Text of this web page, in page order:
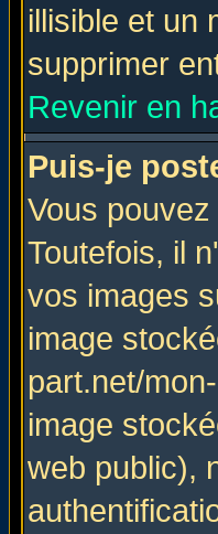
illisible et un
supprimer
Revenir en
Puis-je
Vous
Toutefois, il
vos images
image
part.net/
image
web public),